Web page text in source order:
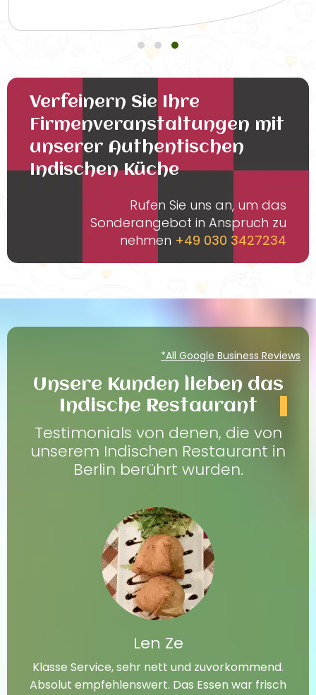
Verfeinern Sie Ihre
Firmenveranstaltungen mit
unserer Authentischen
Indischen Küche
Rufen Sie uns an, um das
Sonderangebot in Anspruch zu
nehmen +49 030 3427234
*All Google Business Reviews
Unsere Kunden lieben das
Indische Restaurant
Testimonials von denen, die von
unserem Indischen Restaurant in
Berlin berührt wurden.
Len Ze
Klasse Service, sehr nett und zuvorkommend.
Absolut empfehlenswert. Das Essen war frisch